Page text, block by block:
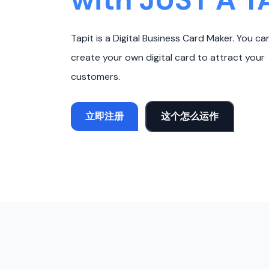
Tapit is a Digital Business Card Maker. You
create your own digital card to attract your
customers.
立即注册 这个怎么运作